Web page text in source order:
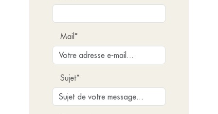
Mail*
Sujet*